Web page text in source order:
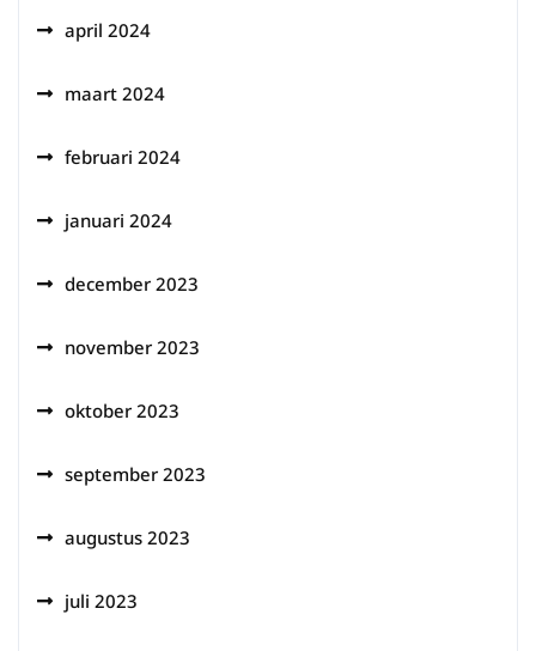
april 2024
maart 2024
februari 2024
januari 2024
december 2023
november 2023
oktober 2023
september 2023
augustus 2023
juli 2023